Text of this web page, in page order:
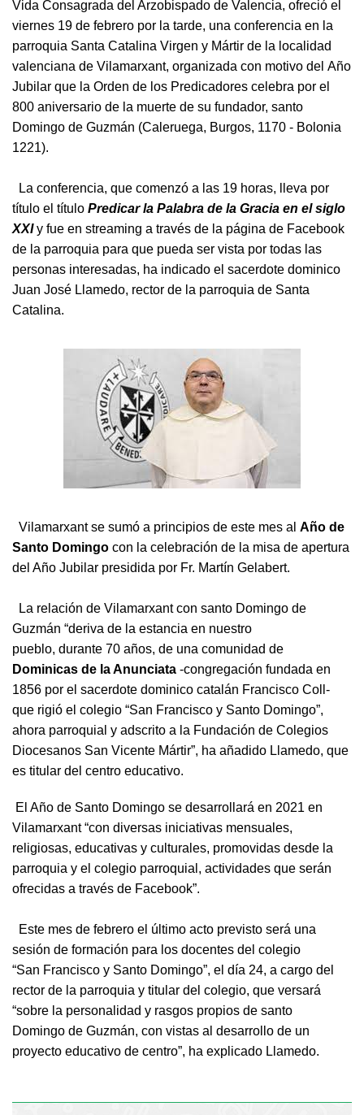
Vida Consagrada del Arzobispado de Valencia, ofreció el
viernes 19 de febrero por la tarde, una conferencia en la
parroquia Santa Catalina Virgen y Mártir de la localidad
valenciana de Vilamarxant, organizada con motivo del Año
Jubilar que la Orden de los Predicadores celebra por el
800 aniversario de la muerte de su fundador, santo
Domingo de Guzmán (Caleruega, Burgos, 1170 - Bolonia
1221).
La conferencia, que comenzó a las 19 horas, lleva por
título el título Predicar la Palabra de la Gracia en el siglo
XXIy fue en streaming a través de la página de Facebook
de la parroquia para que pueda ser vista por todas las
personas interesadas, ha indicado el sacerdote dominico
Juan José Llamedo, rector de la parroquia de Santa
Catalina.
Vilamarxant se sumó a principios de este mes al Año de
Santo Domingo con la celebración de la misa de apertura
del Año Jubilar presidida por Fr. Martín Gelabert.
La relación de Vilamarxant con santo Domingo de
Guzmán “deriva de la estancia en nuestro
pueblo, durante 70 años, de una comunidad de
Dominicas de la Anunciata -congregación fundada en
1856 por el sacerdote dominico catalán Francisco Coll-
que rigió el colegio “San Francisco y Santo Domingo”,
ahora parroquial y adscrito a la Fundación de Colegios
Diocesanos San Vicente Mártir”, ha añadido Llamedo, que
es titular del centro educativo.
El Año de Santo Domingo se desarrollará en 2021 en
Vilamarxant “con diversas iniciativas mensuales,
religiosas, educativas y culturales, promovidas desde la
parroquia y el colegio parroquial, actividades que serán
ofrecidas a través de Facebook”.
Este mes de febrero el último acto previsto será una
sesión de formación para los docentes del colegio
“San Francisco y Santo Domingo”, el día 24, a cargo del
rector de la parroquia y titular del colegio, que versará
“sobre la personalidad y rasgos propios de santo
Domingo de Guzmán, con vistas al desarrollo de un
proyecto educativo de centro”, ha explicado Llamedo.